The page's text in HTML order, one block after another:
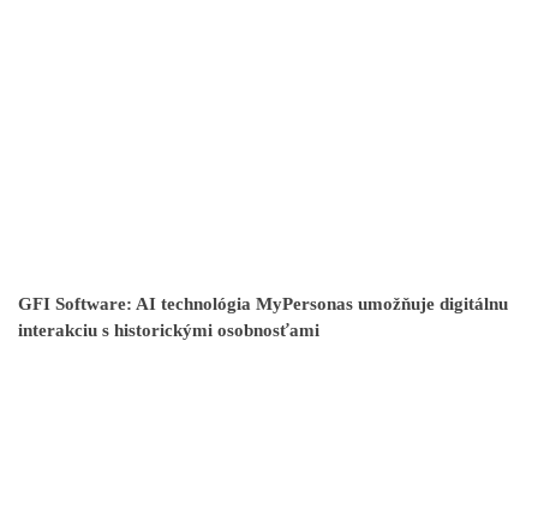
GFI Software: AI technológia MyPersonas umožňuje digitálnu
interakciu s historickými osobnosťami